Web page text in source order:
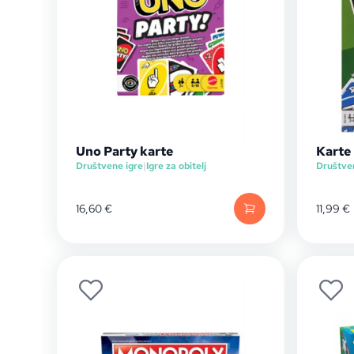
Uno Party karte
Društvene igre|Igre za obitelj
16,60€
Karte
11,99 €